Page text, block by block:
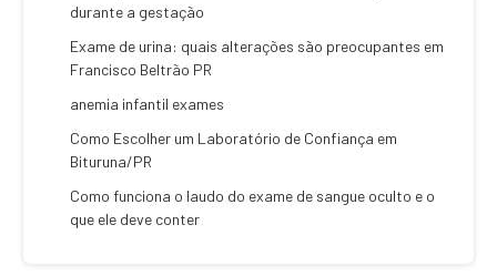
durante a gestação
Exame de urina: quais alterações são preocupantes em
Francisco Beltrão PR
anemia infantil exames
Como Escolher um Laboratório de Confiança em
Bituruna/PR
Como funciona o laudo do exame de sangue oculto e o
que ele deve conter